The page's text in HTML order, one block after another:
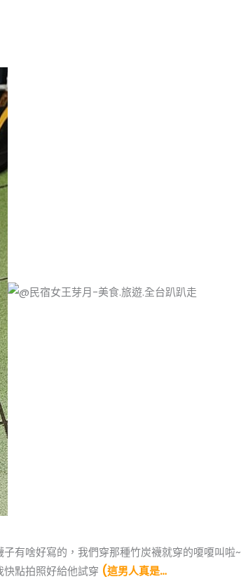
有啥好寫的，我們穿那種竹炭襪就穿的嗄嗄叫啦~
點拍照好給他試穿 (這男人真是…